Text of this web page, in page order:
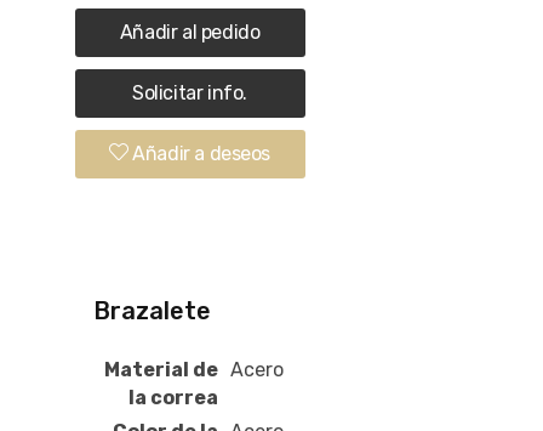
Añadir al pedido
Solicitar info.
Añadir a deseos
Brazalete
Material de
la correa
Acero